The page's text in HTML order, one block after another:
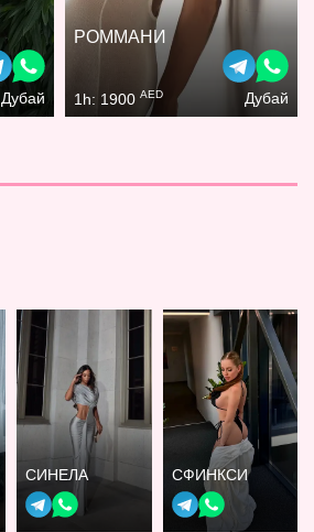
Дубай
РОММАНИ
1h: 1900AED Дубай
СИНЕЛА СФИНКСИ